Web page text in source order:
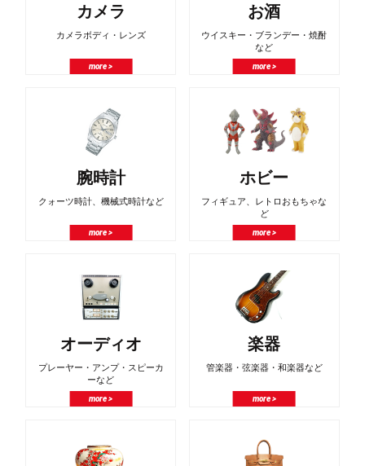
カメラ
カメラボディ・レンズ
more >
お酒
ウイスキー・ブランデー・焼酎
など
more >
腕時計
クォーツ時計、機械式時計など
more >
ホビー
フィギュア、レトロおもちゃな
ど
more >
オーディオ
プレーヤー・アンプ・スピーカ
ーなど
more >
楽器
管楽器・弦楽器・和楽器など
more >